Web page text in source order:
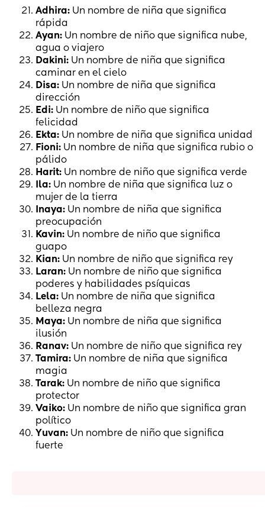
Adhira: Un nombre de niña que significa
rápida
Ayan: Un nombre de niño que significa nube,
agua o viajero
Dakini: Un nombre de niña que significa
caminar en el cielo
Disa: Un nombre de niña que significa
dirección
Edi: Un nombre de niño que significa
felicidad
Ekta: Un nombre de niña que significa unidad
Fioni: Un nombre de niña que significa rubio o
pálido
Harit: Un nombre de niño que significa verde
Ila: Un nombre de niña que significa luz o
mujer de la tierra
Inaya: Un nombre de niña que significa
preocupación
Kavin: Un nombre de niño que significa
guapo
Kian: Un nombre de niño que significa rey
Laran: Un nombre de niño que significa
poderes y habilidades psíquicas
Lela: Un nombre de niña que significa
belleza negra
Maya: Un nombre de niña que significa
ilusión
Ranav: Un nombre de niño que significa rey
Tamira: Un nombre de niña que significa
magia
Tarak: Un nombre de niño que significa
protector
Vaiko: Un nombre de niño que significa gran
político
Yuvan: Un nombre de niño que significa
fuerte